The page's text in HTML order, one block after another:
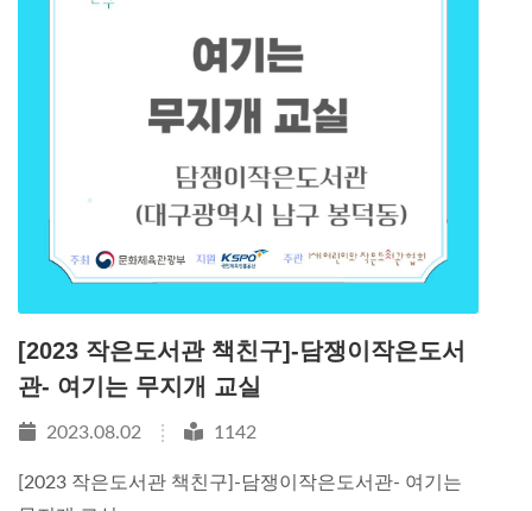
[2023 작은도서관 책친구]-담쟁이작은도서
관- 여기는 무지개 교실
2023.08.02 1142
[2023 작은도서관 책친구]-담쟁이작은도서관- 여기는